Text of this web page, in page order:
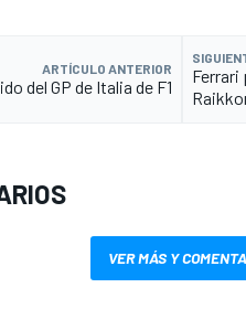
ARTÍCULO ANTERIOR
del GP de Italia de F1
Ferrari
VER MÁS Y